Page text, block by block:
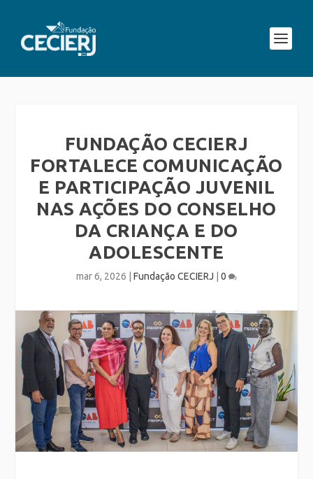
FUNDAÇÃO CECIERJ
FORTALECE COMUNICAÇÃO
E PARTICIPAÇÃO JUVENIL
NAS AÇÕES DO CONSELHO
DA CRIANÇA E DO
ADOLESCENTE
mar 6, 2026 Fundação CECIERJ 0